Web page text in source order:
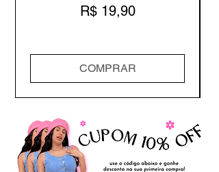
Preço
R$ 19,90
COMPRAR